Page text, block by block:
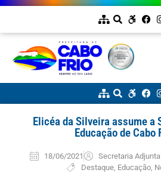
Elicéa da Silveira assume a
Educação de Cabo
18/06/2021
Secretaria
Destaque, Educação,